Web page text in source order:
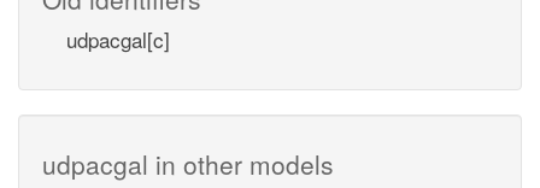
udpacgal[c]
udpacgal in other models